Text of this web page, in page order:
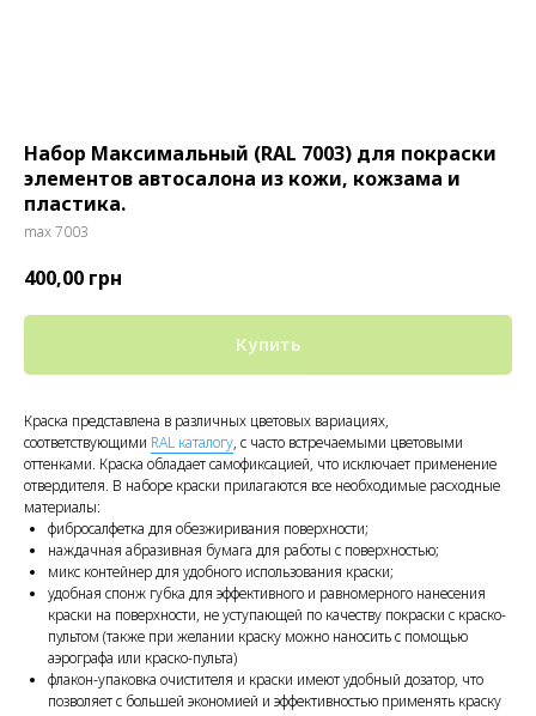
Набор Максимальный (RAL 7003) для покраски
элементов автосалона из кожи, кожзама и
пластика.
max 7003
400,00 грн
Купить
Краска представлена в различных цветовых вариациях,
соответствующими RAL каталогу, с часто встречаемыми цветовыми
оттенками. Краска обладает самофиксацией, что исключает применение
отвердителя. В наборе краски прилагаются все необходимые расходные
материалы:
фибросалфетка для обезжиривания поверхности;
наждачная абразивная бумага для работы с поверхностью;
микс контейнер для удобного использования краски;
удобная спонж губка для эффективного и равномерного нанесения
краски на поверхности, не уступающей по качеству покраски с краско-
пультом (также при желании краску можно наносить с помощью
аэрографа или краско-пульта)
флакон-упаковка очистителя и краски имеют удобный дозатор, что
позволяет с большей экономией и эффективностью применять краску